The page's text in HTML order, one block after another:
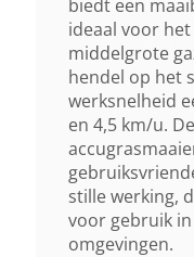
biedt een
ideaal voor
middelgrote
hendel op het
werksnelheid
en 4,5 km/u.
stille werking,
voor gebruik
omgevingen.
Inhoud
52 Liter
Mulchkit
Ja Incl.
Wielaandrijving